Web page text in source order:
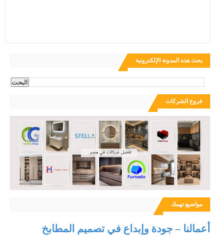
بحث هذه المدونة الإلكترونية
فروع الشركات
مواضيع تهمك
أعمالنا – جودة وإبداع في تصميم المطابخ